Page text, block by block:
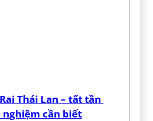
Thái Lan – tất tần
cần biết